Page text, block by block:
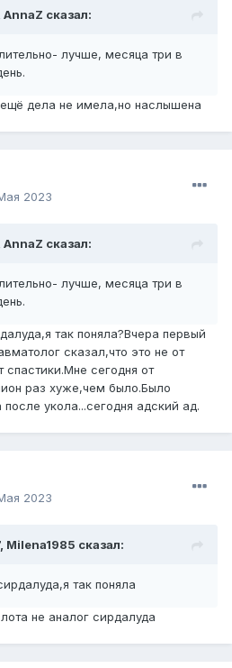
AnnaZ сказал:
лучше, месяца три в
дела не имела,но наслышена
2023
AnnaZ сказал:
лучше, месяца три в
так поняла?Вчера первый
сказал,что это не от
сегодня от
раз хуже,чем было.Было
укола...сегодня адский ад.
2023
Milena1985 сказал:
так поняла
не аналог сирдалуда